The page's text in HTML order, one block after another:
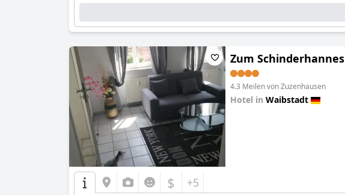
Zum Schinderhannes
4.3 Meilen von Zuzenhausen
Hotel in Waibstadt
$ +5